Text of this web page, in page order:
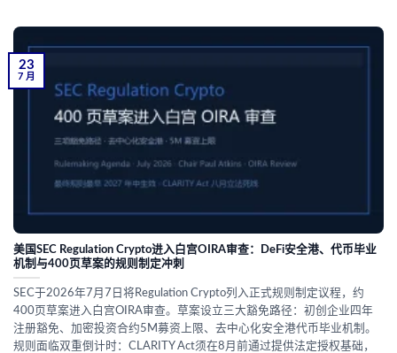
美国SEC Regulation Crypto进入白宫OIRA审查：DeFi安全港、代币毕业
机制与400页草案的规则制定冲刺
SEC于2026年7月7日将Regulation Crypto列入正式规则制定议程，约
400页草案进入白宫OIRA审查。草案设立三大豁免路径：初创企业四年
注册豁免、加密投资合约5M募资上限、去中心化安全港代币毕业机制。
规则面临双重倒计时：CLARITY Act须在8月前通过提供法定授权基础，
23
7 月